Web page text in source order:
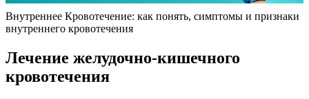
Внутреннее Кровотечение: как понять, симптомы и признаки
внутреннего кровотечения
Лечение желудочно-кишечного
кровотечения